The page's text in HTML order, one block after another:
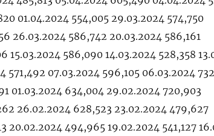
01.04.2024 554,005 29.03.2024 574,750
26.03.2024 586,742 20.03.2024 586,161
15.03.2024 586,090 14.03.2024 528,358
571,492 07.03.2024 596,105 06.03.2024
01.03.2024 634,004 29.02.2024 720,903
26.02.2024 628,523 23.02.2024 479,627
20.02.2024 494,965 19.02.2024 541,127